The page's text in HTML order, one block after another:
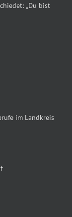
„Du bist
im Landkreis